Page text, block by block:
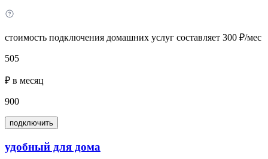
стоимость подключения домашних услуг составляет 300 ₽/мес
505
₽ в месяц
900
подключить
удобный для дома